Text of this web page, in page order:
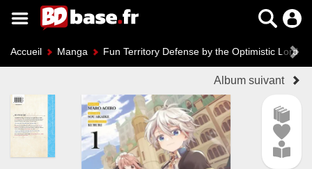
Accueil Manga Fun Territory Defense by the Optimistic Lord
Album suivant